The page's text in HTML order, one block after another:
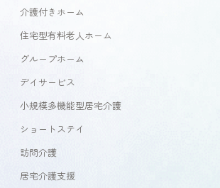
介護付きホーム
住宅型有料老人ホーム
グループホーム
デイサービス
小規模多機能型居宅介護
ショートステイ
訪問介護
居宅介護支援